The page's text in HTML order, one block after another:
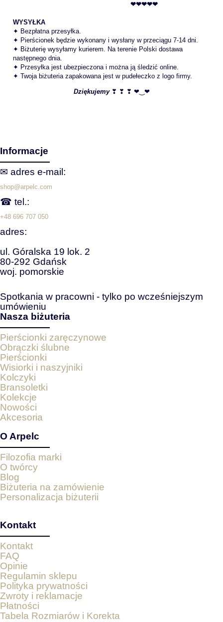
❤❤❤❤❤
WYSYŁKA
✦ Bezpłatna przesyłka.
✦ Pierścionek będzie wykonany i wysłany w przeciągu 7-14 dni.
✦ Biżuterię wysyłamy kurierem. Na terenie Polski dostawa
następnego dnia.
✦ Przesyłka jest ubezpieczona i można ją śledzić online.
✦ Twoja biżuteria zapakowana jest w pudełeczko z logo firmy.
Dziękujemy ❣ ❣ ❣ ❤‿❤
Informacje
✉ adres e‑mail:
shop@arpelc.com
☎ tel.:
+48 696 707 050
adres:
ul. Góralska 19 lok. 2
80-292 Gdańsk
woj. pomorskie
Spotkania w pracowni - tylko po wcześniejszym
umówieniu
Nasza biżuteria
Pierścionki zaręczynowe
Obrączki ślubne
Pierścionki
Wisiorki i naszyjniki
Kolczyki
Bransoletki
Kolekcje
Nowości
Akcesoria
O Arpelc
Filozofia marki
O twórcy
Blog
Biżuteria na zamówienie
Personalizacja biżuterii
Kontakt
Kontakt
FAQ
Opinie
Regulamin sklepu
Polityka prywatności
Zwroty i reklamacje
Płatności
Tabela Rozmiarów i Korekta